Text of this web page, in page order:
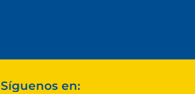
Síguenos en: